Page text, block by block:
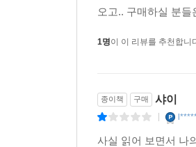
번에 읽히기를, 야상곡
『샤이』의 문장은 음
듣는 공감각적 독서 체험”
“자기 자신을 알아가는
오고.. 구매하실 분
1명이 이 리뷰를 추천합니
종이책 구매 샤이
사실 읽어 보면서 나